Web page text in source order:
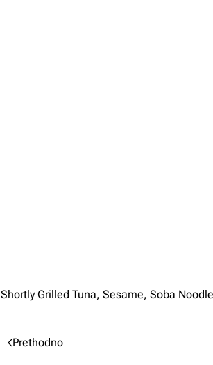
Shortly Grilled Tuna, Sesame, Soba
Prethodno